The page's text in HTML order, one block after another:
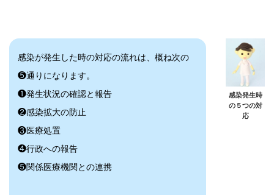
感染発生時
の５つの対
応
感染が発生した時の対応の流れは、概ね次の
❺通りになります。
❶発生状況の確認と報告
❷感染拡大の防止
❸医療処置
❹行政への報告
❺関係医療機関との連携